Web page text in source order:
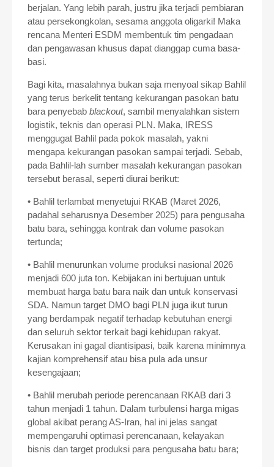
berjalan. Yang lebih parah, justru jika terjadi pembiaran
atau persekongkolan, sesama anggota oligarki! Maka
rencana Menteri ESDM membentuk tim pengadaan
dan pengawasan khusus dapat dianggap cuma basa-
basi.
Bagi kita, masalahnya bukan saja menyoal sikap Bahlil
yang terus berkelit tentang kekurangan pasokan batu
bara penyebab blackout, sambil menyalahkan sistem
logistik, teknis dan operasi PLN. Maka, IRESS
menggugat Bahlil pada pokok masalah, yakni
mengapa kekurangan pasokan sampai terjadi. Sebab,
pada Bahlil-lah sumber masalah kekurangan pasokan
tersebut berasal, seperti diurai berikut:
• Bahlil terlambat menyetujui RKAB (Maret 2026,
padahal seharusnya Desember 2025) para pengusaha
batu bara, sehingga kontrak dan volume pasokan
tertunda;
• Bahlil menurunkan volume produksi nasional 2026
menjadi 600 juta ton. Kebijakan ini bertujuan untuk
membuat harga batu bara naik dan untuk konservasi
SDA. Namun target DMO bagi PLN juga ikut turun
yang berdampak negatif terhadap kebutuhan energi
dan seluruh sektor terkait bagi kehidupan rakyat.
Kerusakan ini gagal diantisipasi, baik karena minimnya
kajian komprehensif atau bisa pula ada unsur
kesengajaan;
• Bahlil merubah periode perencanaan RKAB dari 3
tahun menjadi 1 tahun. Dalam turbulensi harga migas
global akibat perang AS-Iran, hal ini jelas sangat
mempengaruhi optimasi perencanaan, kelayakan
bisnis dan target produksi para pengusaha batu bara;